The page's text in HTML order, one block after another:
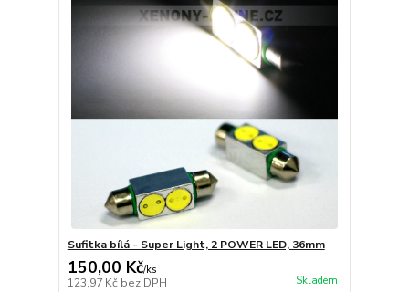
Sufitka bílá - Super Light, 2 POWER LED, 36mm
150,00 Kč/ks
123,97 Kč bez DPH Skladem